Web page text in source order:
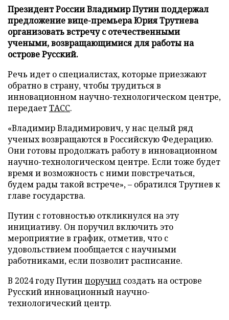
Президент России Владимир Путин поддержал
предложение вице-премьера Юрия Трутнева
организовать встречу с отечественными
учеными, возвращающимися для работы на
острове Русский.
Речь идет о специалистах, которые приезжают
обратно в страну, чтобы трудиться в
инновационном научно-технологическом центре,
передаетТАСС.
«Владимир Владимирович, у нас целый ряд
ученых возвращаются в Российскую Федерацию.
Они готовы продолжать работу в инновационном
научно-технологическом центре. Если тоже будет
время и возможность с ними повстречаться,
будем рады такой встрече», – обратился Трутнев к
главе государства.
Путин с готовностью откликнулся на эту
инициативу. Он поручил включить это
мероприятие в график, отметив, что с
удовольствием пообщается с научными
работниками, если позволит расписание.
В 2024 году Путин поручил создать на острове
Русский инновационный научно-
технологический центр.